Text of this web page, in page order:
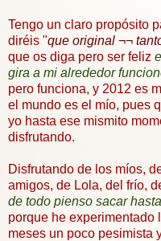
Tengo un claro propósito
diréis "que original ¬¬
que os diga pero ser feliz
gira a mi alrededor
pero funciona, y 2012 es
el mundo es el mío, pues
yo hasta ese mismito
disfrutando.
Disfrutando de los míos,
amigos, de Lola, del frío,
de todo pienso sacar
porque he experimentado
meses un poco pesimista